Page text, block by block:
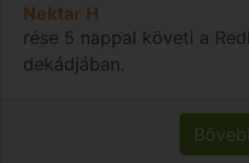
Nektar H
rése 5 nappal követi a
dekádjában.